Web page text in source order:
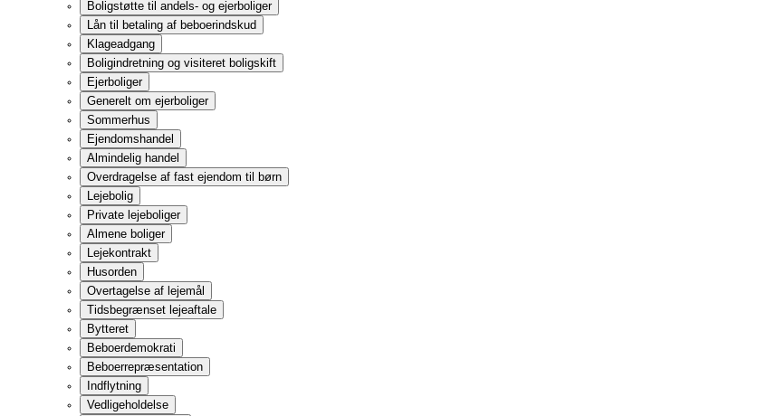
Fremleje
Handicapindretning
Depositum og forudbetalt husleje
Husleje
Betalinger udover husleje
Opsigelse og ophævelse
Fraflytning
Beboerklagenævn
Huslejenævnet
Boligretten
Naboforhold
Hegnsloven
Naboret i øvrigt
"God naboskik"
Post - Levering
Ældreboliger
Plejehjem og beskyttede boliger
Plejeboliger og ældreboliger
Visitation til plejehjem, plejebolig og ældrebolig
Plejeboliggaranti og ventelister
Flytning til anden kommune
Flytning uden samtykke